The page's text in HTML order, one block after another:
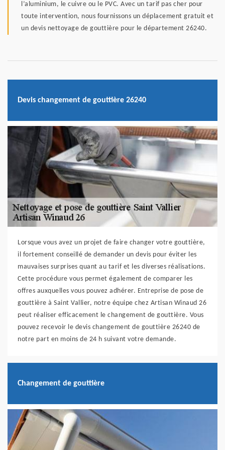
l’aluminium, le cuivre ou le PVC. Avec un tarif pas cher pour
toute intervention, nous fournissons un déplacement gratuit et
un devis nettoyage de gouttière pour le département 26240.
Devis changement de gouttière 26240
Lorsque vous avez un projet de faire changer votre gouttière,
il fortement conseillé de demander un devis pour éviter les
mauvaises surprises quant au tarif et les diverses réalisations.
Cette procédure vous permet également de comparer les
offres auxquelles vous pouvez adhérer. Entreprise de pose de
gouttière à Saint Vallier, notre équipe chez Artisan Winaud 26
peut réaliser efficacement le changement de gouttière. Vous
pouvez recevoir le devis changement de gouttière 26240 de
notre part en moins de 24 h suivant votre demande.
Changement de gouttière